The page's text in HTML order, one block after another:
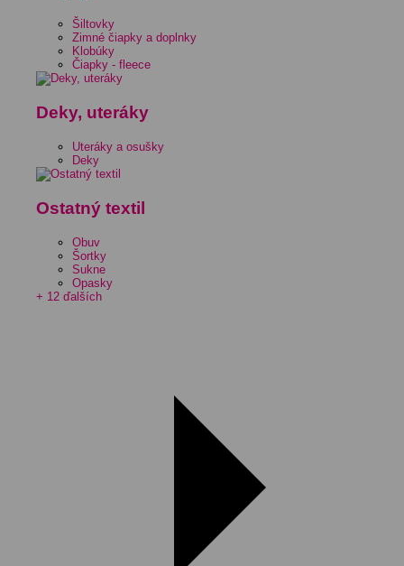
Šiltovky
Zimné čiapky a doplnky
Klobúky
Čiapky - fleece
Deky, uteráky
Uteráky a osušky
Deky
Ostatný textil
Obuv
Šortky
Sukne
Opasky
+ 12 ďalších